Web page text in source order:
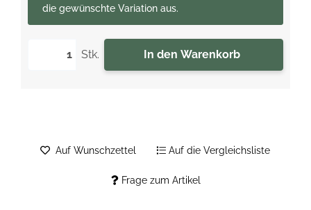
Stk. In den Warenkorb
die gewünschte Variation aus.
Frage zum Artikel
Auf Wunschzettel Auf die Vergleichsliste